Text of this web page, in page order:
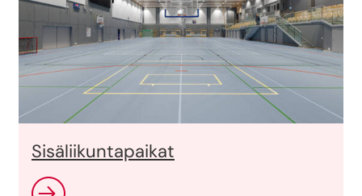
Sisäliikuntapaikat